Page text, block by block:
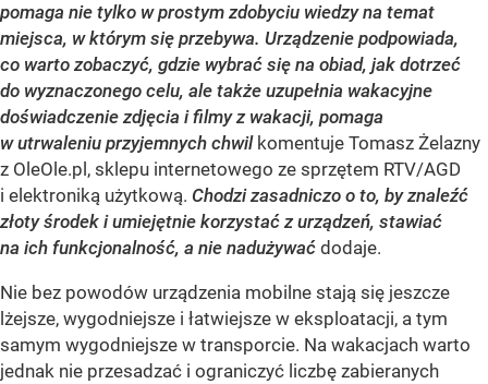
pomaga nie tylko w prostym zdobyciu wiedzy na temat
miejsca, w którym się przebywa. Urządzenie podpowiada,
co warto zobaczyć, gdzie wybrać się na obiad, jak dotrzeć
do wyznaczonego celu, ale także uzupełnia wakacyjne
doświadczenie zdjęcia i filmy z wakacji, pomaga
w utrwaleniu przyjemnych chwilkomentuje Tomasz Żelazny
z OleOle.pl, sklepu internetowego ze sprzętem RTV/AGD
i elektroniką użytkową. Chodzi zasadniczo o to, by znaleźć
złoty środek i umiejętnie korzystać z urządzeń, stawiać
na ich funkcjonalność, a nie nadużywać dodaje.
Nie bez powodów urządzenia mobilne stają się jeszcze
lżejsze, wygodniejsze i łatwiejsze w eksploatacji, a tym
samym wygodniejsze w transporcie. Na wakacjach warto
jednak nie przesadzać i ograniczyć liczbę zabieranych